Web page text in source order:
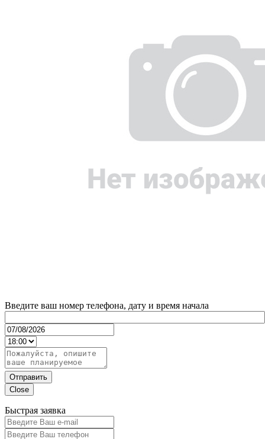
Введите ваш номер телефона, дату и время начала
Отправить
Close
Быстрая заявка